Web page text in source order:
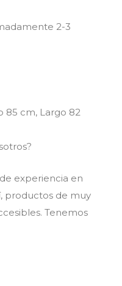
2-3
85 cm, Largo 82
experiencia en
productos de muy
Tenemos